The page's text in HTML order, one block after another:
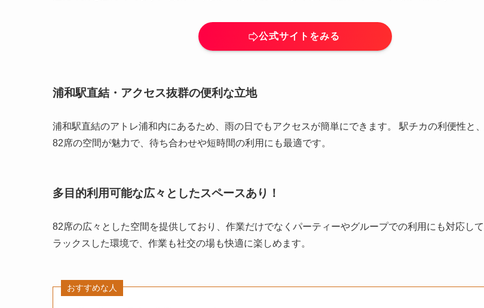
公式サイトをみる
浦和駅直結・アクセス抜群の便利な立地
浦和駅直結のアトレ浦和内にあるため、雨の日でもアクセスが簡単にできます。 駅チカの利便性と
82席の空間が魅力で、待ち合わせや短時間の利用にも最適です。
多目的利用可能な広々としたスペースあり！
82席の広々とした空間を提供しており、作業だけでなくパーティーやグループでの利用にも対応し
ラックスした環境で、作業も社交の場も快適に楽しめます。
おすすめな人